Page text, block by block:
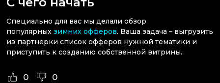
Специально для вас мы делали обзор
популярных зимних офферов. Ваша задача – выгрузить
из партнерки список офферов нужной тематики и
приступить к созданию собственной витрины.
0 0